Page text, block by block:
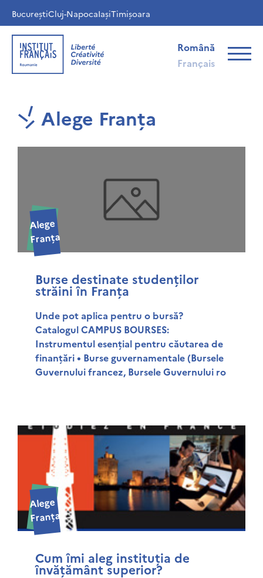
BucureștiCluj-NapocaIașiTimișoara
Română
Français
Alege Franța
Alege
Franța
Burse destinate studenților
străini în Franța
Unde pot aplica pentru o bursă?
Catalogul CAMPUS BOURSES:
Instrumentul esențial pentru căutarea de
finanțări • Burse guvernamentale (Bursele
Guvernului francez, Bursele Guvernului ro
Alege
Franța
Cum îmi aleg instituția de
învățământ superior?